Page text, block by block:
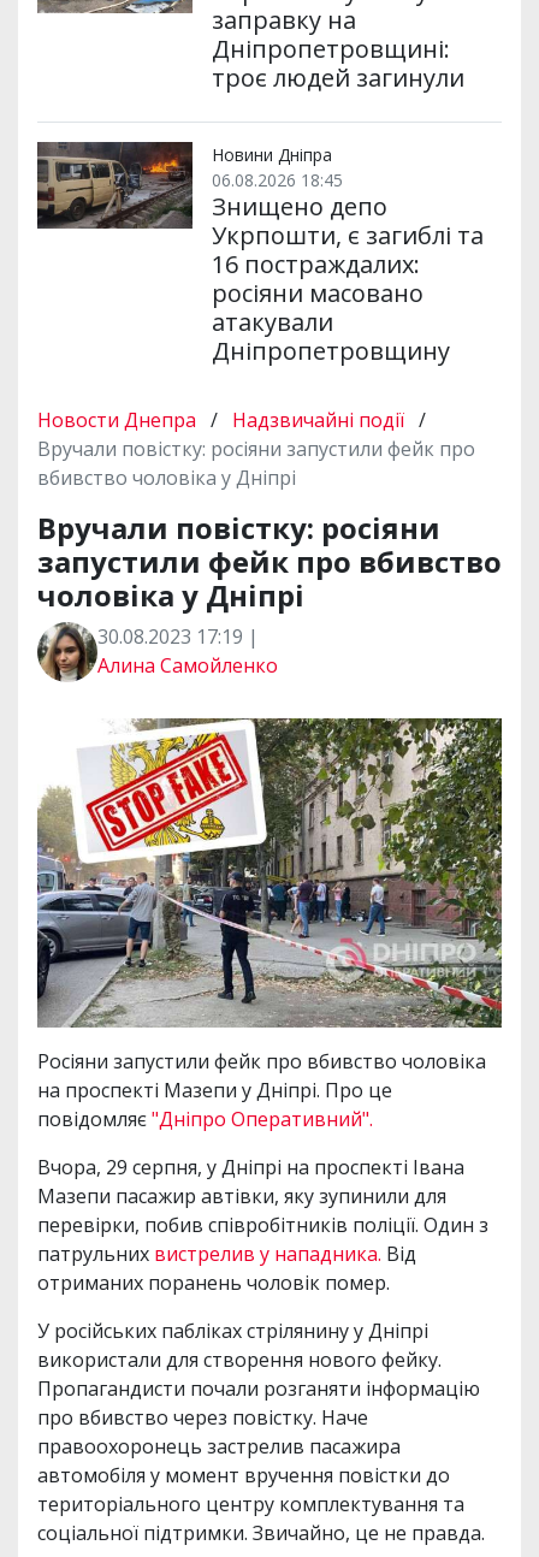
заправку на
Дніпропетровщині:
троє людей загинули
Новини Дніпра
06.08.2026 18:45
Знищено депо
Укрпошти, є загиблі та
16 постраждалих:
росіяни масовано
атакували
Дніпропетровщину
Новости Днепра / Надзвичайні події /
Вручали повістку: росіяни запустили фейк про
вбивство чоловіка у Дніпрі
Вручали повістку: росіяни
запустили фейк про вбивство
чоловіка у Дніпрі
30.08.2023 17:19 |
Алина Самойленко
Росіяни запустили фейк про вбивство чоловіка
на проспекті Мазепи у Дніпрі. Про це
повідомляє"Дніпро Оперативний".
Вчора, 29 серпня, у Дніпрі на проспекті Івана
Мазепи пасажир автівки, яку зупинили для
перевірки, побив співробітників поліції. Один з
патрульних вистрелив у нападника. Від
отриманих поранень чоловік помер.
У російських пабліках стрілянину у Дніпрі
використали для створення нового фейку.
Пропагандисти почали розганяти інформацію
про вбивство через повістку. Наче
правоохоронець застрелив пасажира
автомобіля у момент вручення повістки до
територіального центру комплектування та
соціальної підтримки. Звичайно, це не правда.